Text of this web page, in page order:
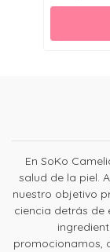
En SoKo
salud de la piel.
nuestro objetivo
ciencia detrás de
promocionamos,